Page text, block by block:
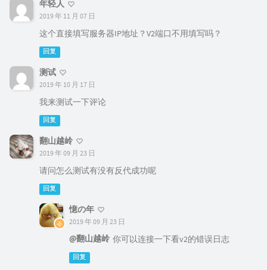
年轻人
2019 年 11 月 07 日
这个直接填写服务器IP地址？V2端口不用填写吗？
回复
测试
2019 年 10 月 17 日
我来测试一下评论
回复
翻山越岭
2019 年 09 月 23 日
请问怎么测试有没有反代成功呢
回复
憶の年
2019 年 09 月 23 日
@翻山越岭 你可以连接一下看v2的错误日志
回复